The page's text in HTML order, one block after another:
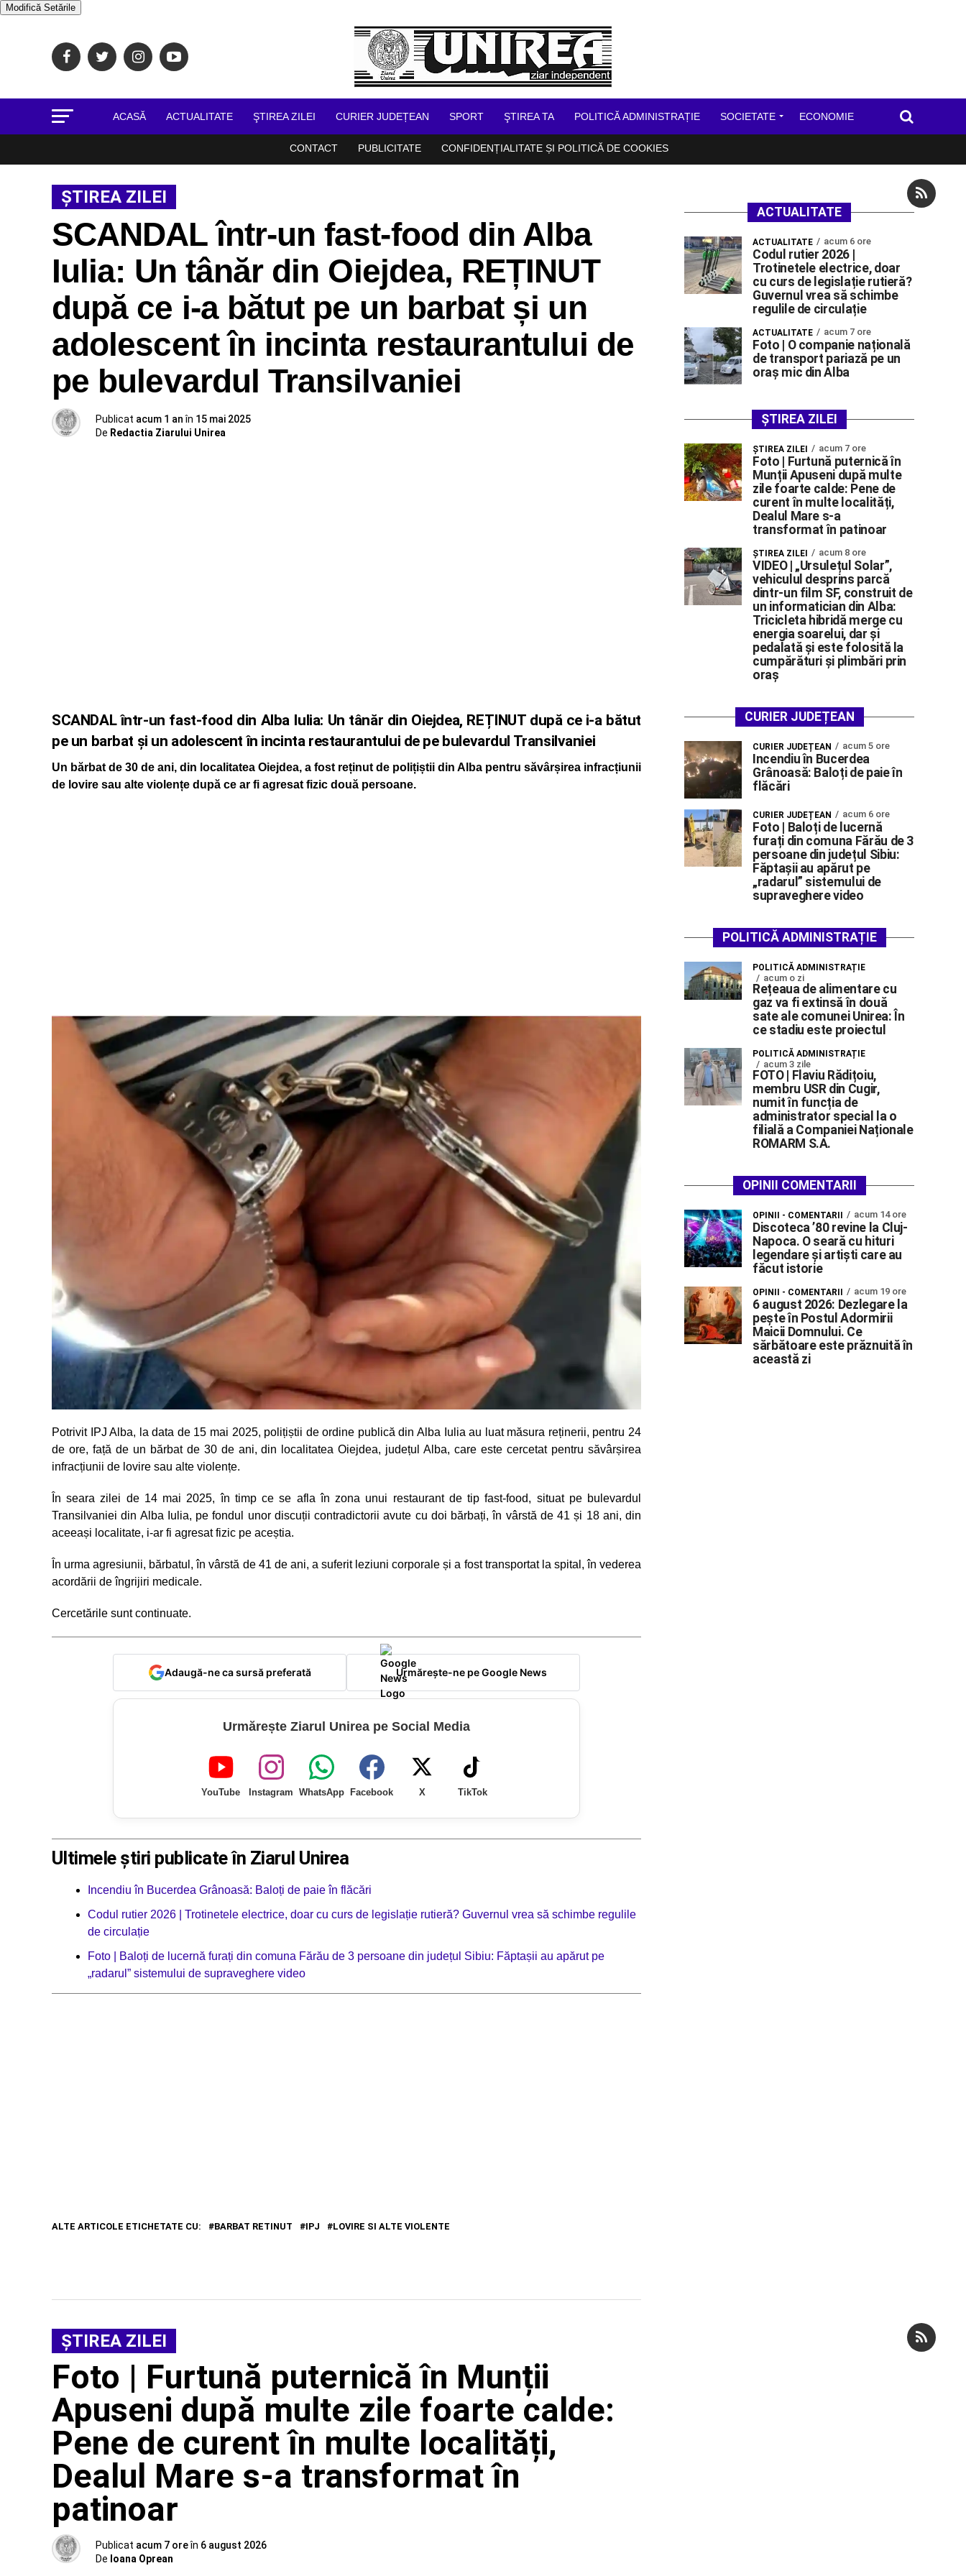
Modifică Setările
ACASĂ ACTUALITATE ŞTIREA ZILEI CURIER JUDEȚEAN SPORT ŞTIREA TA POLITICĂ ADMINISTRAȚIE SOCIETATE ECONOMIE
CONTACT PUBLICITATE CONFIDENȚIALITATE ȘI POLITICĂ DE COOKIES
ŞTIREA ZILEI
SCANDAL într-un fast-food din Alba
Iulia: Un tânăr din Oiejdea, REȚINUT
după ce i-a bătut pe un barbat și un
adolescent în incinta restaurantului de
pe bulevardul Transilvaniei
Publicat acum 1 an în 15 mai 2025
De Redactia Ziarului Unirea
SCANDAL într-un fast-food din Alba Iulia: Un tânăr din Oiejdea, REȚINUT după ce i-a bătut
pe un barbat și un adolescent în incinta restaurantului de pe bulevardul Transilvaniei
Un bărbat de 30 de ani, din localitatea Oiejdea, a fost reținut de polițiștii din Alba pentru săvârșirea infracțiunii
de lovire sau alte violențe după ce ar fi agresat fizic două persoane.
Potrivit IPJ Alba, la data de 15 mai 2025, polițiștii de ordine publică din Alba Iulia au luat măsura reținerii, pentru 24
de ore, față de un bărbat de 30 de ani, din localitatea Oiejdea, județul Alba, care este cercetat pentru săvârșirea
infracțiunii de lovire sau alte violențe.
În seara zilei de 14 mai 2025, în timp ce se afla în zona unui restaurant de tip fast-food, situat pe bulevardul
Transilvaniei din Alba Iulia, pe fondul unor discuții contradictorii avute cu doi bărbați, în vârstă de 41 și 18 ani, din
aceeași localitate, i-ar fi agresat fizic pe aceștia.
În urma agresiunii, bărbatul, în vârstă de 41 de ani, a suferit leziuni corporale și a fost transportat la spital, în vederea
acordării de îngrijiri medicale.
Cercetările sunt continuate.
Adaugă-ne ca sursă preferată Urmărește-ne pe Google News
Urmărește Ziarul Unirea pe Social Media
YouTube Instagram WhatsApp Facebook X TikTok
Ultimele știri publicate în Ziarul Unirea
Incendiu în Bucerdea Grânoasă: Baloți de paie în flăcări
Codul rutier 2026 | Trotinetele electrice, doar cu curs de legislație rutieră? Guvernul vrea să schimbe regulile
de circulație
Foto | Baloți de lucernă furați din comuna Fărău de 3 persoane din județul Sibiu: Făptașii au apărut pe
„radarul” sistemului de supraveghere video
ALTE ARTICOLE ETICHETATE CU: BARBAT RETINUT IPJ LOVIRE SI ALTE VIOLENTE
ŞTIREA ZILEI
Foto | Furtună puternică în Munții
Apuseni după multe zile foarte calde:
Pene de curent în multe localități,
Dealul Mare s-a transformat în
patinoar
Publicat acum 7 oreîn 6 august 2026
De Ioana Oprean
ACTUALITATE
ACTUALITATE acum 6 ore
Codul rutier 2026 |
Trotinetele electrice, doar
cu curs de legislație rutieră?
Guvernul vrea să schimbe
regulile de circulație
ACTUALITATE acum 7 ore
Foto | O companie națională
de transport pariază pe un
oraș mic din Alba
ȘTIREA ZILEI
ŞTIREA ZILEI acum 7 ore
Foto | Furtună puternică în
Munții Apuseni după multe
zile foarte calde: Pene de
curent în multe localități,
Dealul Mare s-a
transformat în patinoar
ŞTIREA ZILEI acum 8 ore
VIDEO | „Ursulețul Solar”,
vehiculul desprins parcă
dintr-un film SF, construit de
un informatician din Alba:
Tricicleta hibridă merge cu
energia soarelui, dar și
pedalată și este folosită la
cumpărături și plimbări prin
oraș
CURIER JUDEȚEAN
CURIER JUDEȚEAN acum 5 ore
Incendiu în Bucerdea
Grânoasă: Baloți de paie în
flăcări
CURIER JUDEȚEAN acum 6 ore
Foto | Baloți de lucernă
furați din comuna Fărău de 3
persoane din județul Sibiu:
Făptașii au apărut pe
„radarul” sistemului de
supraveghere video
POLITICĂ ADMINISTRAȚIE
POLITICĂ ADMINISTRAȚIE
acum o zi
Rețeaua de alimentare cu
gaz va fi extinsă în două
sate ale comunei Unirea: În
ce stadiu este proiectul
POLITICĂ ADMINISTRAȚIE
acum 3 zile
FOTO | Flaviu Rădițoiu,
membru USR din Cugir,
numit în funcția de
administrator special la o
filială a Companiei Naționale
ROMARM S.A.
OPINII COMENTARII
OPINII - COMENTARII acum 14 ore
Discoteca ’80 revine la Cluj-
Napoca. O seară cu hituri
legendare și artiști care au
făcut istorie
OPINII - COMENTARII acum 19 ore
6 august 2026: Dezlegare la
pește în Postul Adormirii
Maicii Domnului. Ce
sărbătoare este prăznuită în
această zi